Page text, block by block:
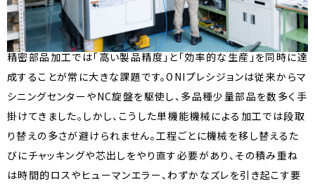
精密部品加工では「高い製品精度」と「効率的な生産」を同時に達
成することが常に大きな課題です。ONIプレシジョンは従来からマ
シニングセンターやNC旋盤を駆使し、多品種少量部品を数多く手
掛けてきました。しかし、こうした単機能機械による加工では段取
り替えの多さが避けられません。工程ごとに機械を移し替えるた
びにチャッキングや芯出しをやり直す必要があり、その積み重ね
は時間的ロスやヒューマンエラー、わずかなズレを引き起こす要